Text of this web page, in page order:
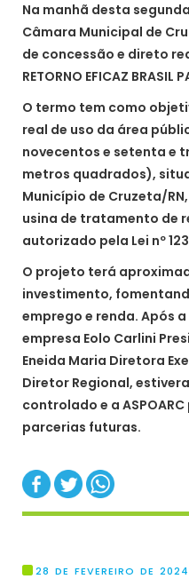
Na manhã desta
Câmara Municipal de
de concessão e direto
RETORNO EFICAZ BRASIL
O termo tem como
real de uso da área
novecentos e setenta e
metros quadrados),
Município de Cruzeta/
usina de tratamento de
autorizado pela Lei nº
O projeto terá
investimento,
emprego e renda. Após
empresa Eolo Carlini
Eneida Maria Diretora
Diretor Regional,
controlado e a
parcerias futuras.
28 DE FEVEREIRO DE 2024